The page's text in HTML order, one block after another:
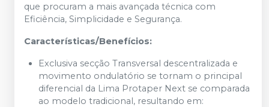
que procuram a mais avançada técnica com
Eficiência, Simplicidade e Segurança.
Características/Benefícios:
Exclusiva secção Transversal descentralizada e
movimento ondulatório se tornam o principal
diferencial da Lima Protaper Next se comparada
ao modelo tradicional, resultando em: